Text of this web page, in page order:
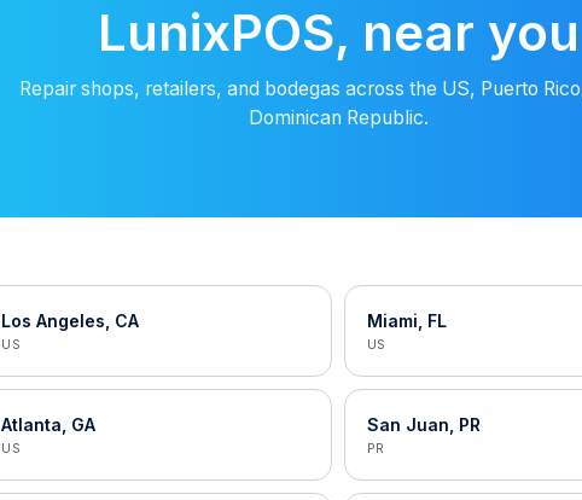
LunixPOS, near you
Repair shops, retailers, and bodegas across the US, Puerto
Dominican Republic.
Los Angeles, CA
US
Miami, FL
US
Atlanta, GA
US
San Juan, PR
PR